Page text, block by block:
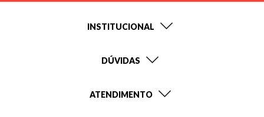
INSTITUCIONAL
DÚVIDAS
ATENDIMENTO